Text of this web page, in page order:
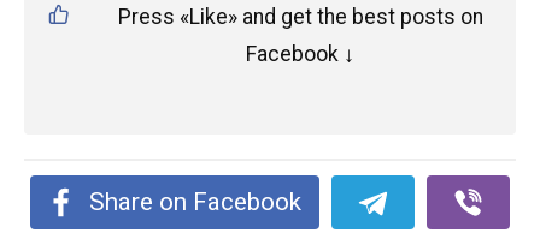
Press «Like» and get the best posts on
Facebook ↓
Share on Facebook